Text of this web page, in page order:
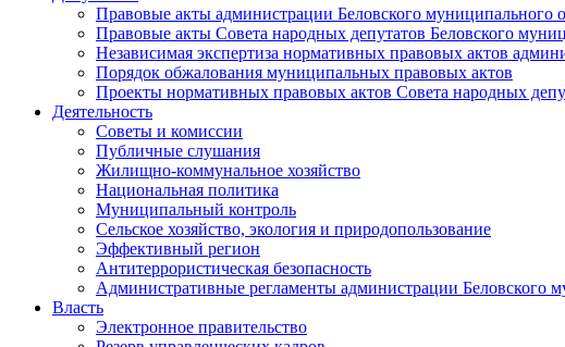
Правовые акты администрации Беловского муниципального
Правовые акты Совета народных депутатов Беловского
Независимая экспертиза нормативных правовых актов
Порядок обжалования муниципальных правовых актов
Проекты нормативных правовых актов Совета народных
Деятельность
Советы и комиссии
Публичные слушания
Жилищно-коммунальное хозяйство
Национальная политика
Муниципальный контроль
Сельское хозяйство, экология и природопользование
Эффективный регион
Антитеррористическая безопасность
Административные регламенты администрации Беловского
Власть
Электронное правительство